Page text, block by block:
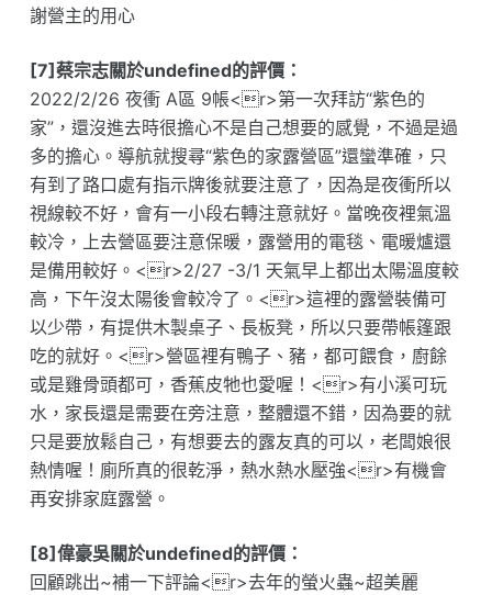
謝營主的用心
[7]蔡宗志關於undefined的評價：
2022/2/26 夜衝 A區 9帳<r>第一次拜訪“紫色的
家”，還沒進去時很擔心不是自己想要的感覺，不過是過
多的擔心。導航就搜尋“紫色的家露營區”還蠻準確，只
有到了路口處有指示牌後就要注意了，因為是夜衝所以
視線較不好，會有一小段右轉注意就好。當晚夜裡氣溫
較冷，上去營區要注意保暖，露營用的電毯、電暖爐還
是備用較好。<r>2/27 -3/1 天氣早上都出太陽溫度較
高，下午沒太陽後會較冷了。<r>這裡的露營裝備可
以少帶，有提供木製桌子、長板凳，所以只要帶帳篷跟
吃的就好。<r>營區裡有鴨子、豬，都可餵食，廚餘
或是雞骨頭都可，香蕉皮牠也愛喔！<r>有小溪可玩
水，家長還是需要在旁注意，整體還不錯，因為要的就
只是要放鬆自己，有想要去的露友真的可以，老闆娘很
熱情喔！廁所真的很乾淨，熱水熱水壓強<r>有機會
再安排家庭露營。
[8]偉豪吳關於undefined的評價：
回顧跳出~補一下評論<r>去年的螢火蟲~超美麗